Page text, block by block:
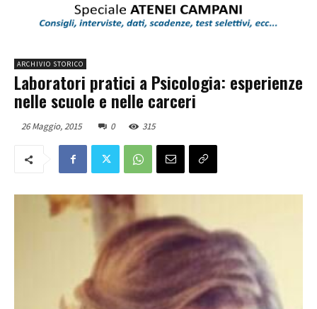
ARCHIVIO STORICO
Laboratori pratici a Psicologia: esperienze
nelle scuole e nelle carceri
26 Maggio, 2015 0 315